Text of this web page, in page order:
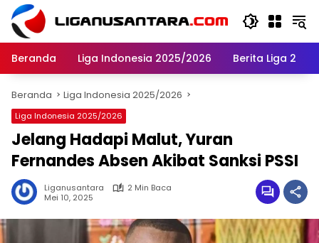
Langsung
konten
Beranda
Liga Indonesia 2025/2026 Berita Liga 2
Beranda Liga Indonesia 2025/2026
Liga Indonesia 2025/2026
Jelang Hadapi Malut, Yuran
Fernandes Absen Akibat Sanksi PSSI
Liganusantara
2 Min Baca
Mei 10, 2025